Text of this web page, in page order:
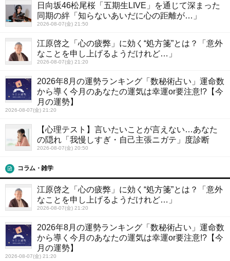
日向坂46松尾桜「五期生LIVE」を通じて深まった
同期の絆「知らないあいだに心の距離が…」
2026-08-07(金) 21:50
江原啓之「心の疲弊」に効く“処方箋”とは？「意外
なことを申し上げるようだけれど…」
2026-08-07(金) 21:20
2026年8月の運勢ランキング「数秘術占い」運命数
から導く今月のあなたの運気は幸運or要注意!?【今
月の運勢】
2026-08-07(金) 21:20
【心理テスト】言いたいことが言えない…あなた
の隠れ「我慢しすぎ・自己主張ニガテ」度診断
2026-08-07(金) 20:50
コラム・雑学
江原啓之「心の疲弊」に効く“処方箋”とは？「意外
なことを申し上げるようだけれど…」
2026-08-07(金) 21:20
2026年8月の運勢ランキング「数秘術占い」運命数
から導く今月のあなたの運気は幸運or要注意!?【今
月の運勢】
2026-08-07(金) 21:20